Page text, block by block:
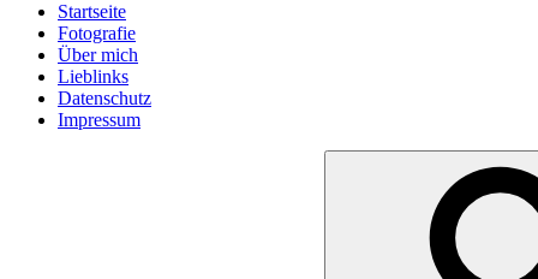
Startseite
Fotografie
Über mich
Lieblinks
Datenschutz
Impressum